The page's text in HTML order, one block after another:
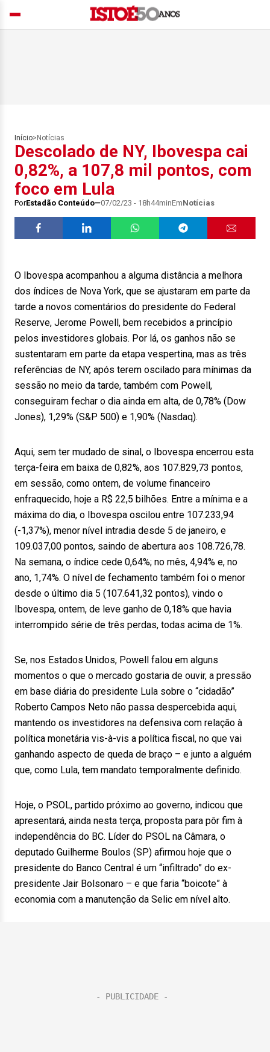
Início> Notícias
Descolado de NY, Ibovespa cai
0,82%, a 107,8 mil pontos, com
foco em Lula
PorEstadão Conteúdo 07/02/23 - 18h44minEmNotícias
O Ibovespa acompanhou a alguma distância a melhora
dos índices de Nova York, que se ajustaram em parte da
tarde a novos comentários do presidente do Federal
Reserve, Jerome Powell, bem recebidos a princípio
pelos investidores globais. Por lá, os ganhos não se
sustentaram em parte da etapa vespertina, mas as três
referências de NY, após terem oscilado para mínimas da
sessão no meio da tarde, também com Powell,
conseguiram fechar o dia ainda em alta, de 0,78% (Dow
Jones), 1,29% (S&P 500) e 1,90% (Nasdaq).
Aqui, sem ter mudado de sinal, o Ibovespa encerrou esta
terça-feira em baixa de 0,82%, aos 107.829,73 pontos,
em sessão, como ontem, de volume financeiro
enfraquecido, hoje a R$ 22,5 bilhões. Entre a mínima e a
máxima do dia, o Ibovespa oscilou entre 107.233,94
(-1,37%), menor nível intradia desde 5 de janeiro, e
109.037,00 pontos, saindo de abertura aos 108.726,78.
Na semana, o índice cede 0,64%; no mês, 4,94% e, no
ano, 1,74%. O nível de fechamento também foi o menor
desde o último dia 5 (107.641,32 pontos), vindo o
Ibovespa, ontem, de leve ganho de 0,18% que havia
interrompido série de três perdas, todas acima de 1%.
Se, nos Estados Unidos, Powell falou em alguns
momentos o que o mercado gostaria de ouvir, a pressão
em base diária do presidente Lula sobre o “cidadão”
Roberto Campos Neto não passa despercebida aqui,
mantendo os investidores na defensiva com relação à
política monetária vis-à-vis a política fiscal, no que vai
ganhando aspecto de queda de braço – e junto a alguém
que, como Lula, tem mandato temporalmente definido.
Hoje, o PSOL, partido próximo ao governo, indicou que
apresentará, ainda nesta terça, proposta para pôr fim à
independência do BC. Líder do PSOL na Câmara, o
deputado Guilherme Boulos (SP) afirmou hoje que o
presidente do Banco Central é um “infiltrado” do ex-
presidente Jair Bolsonaro – e que faria “boicote” à
economia com a manutenção da Selic em nível alto.